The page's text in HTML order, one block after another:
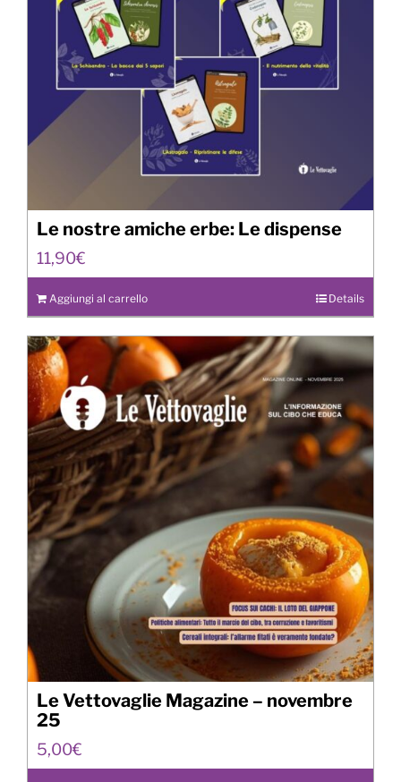
Le nostre amiche erbe: Le dispense
11,90€
Aggiungi al carrello Details
Le Vettovaglie Magazine – novembre
25
5,00€